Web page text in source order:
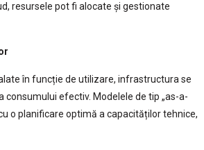
resursele pot fi alocate și gestionate
în funcție de utilizare, infrastructura se
efectiv. Modelele de tip „as-a-
o planificare optimă a capacităților tehnice,